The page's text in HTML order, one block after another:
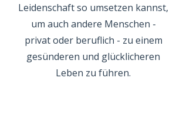
Leidenschaft so umsetzen kannst,
um auch andere Menschen -
privat oder beruflich - zu einem
gesünderen und glücklicheren
Leben zu führen.